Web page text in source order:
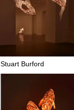
Burford